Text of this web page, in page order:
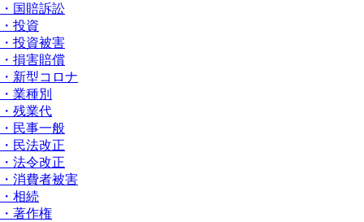
・国賠訴訟
・投資
・投資被害
・損害賠償
・新型コロナ
・業種別
・残業代
・民事一般
・民法改正
・法令改正
・消費者被害
・相続
・著作権